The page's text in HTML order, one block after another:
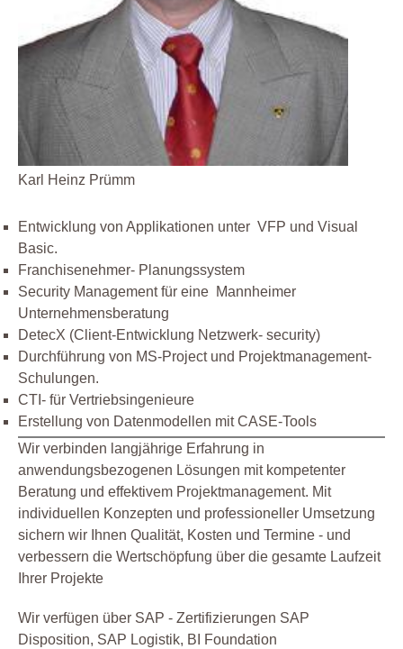
Karl Heinz Prümm
Entwicklung von Applikationen unter VFP und Visual
Basic.
Franchisenehmer- Planungssystem
Security Management für eine Mannheimer
Unternehmensberatung
DetecX (Client-Entwicklung Netzwerk- security)
Durchführung von MS-Project und Projektmanagement-
Schulungen.
CTI- für Vertriebsingenieure
Erstellung von Datenmodellen mit CASE-Tools
Wir verbinden langjährige Erfahrung in
anwendungsbezogenen Lösungen mit kompetenter
Beratung und effektivem Projektmanagement. Mit
individuellen Konzepten und professioneller Umsetzung
sichern wir Ihnen Qualität, Kosten und Termine - und
verbessern die Wertschöpfung über die gesamte Laufzeit
Ihrer Projekte
Wir verfügen über SAP - Zertifizierungen SAP
Disposition, SAP Logistik, BI Foundation